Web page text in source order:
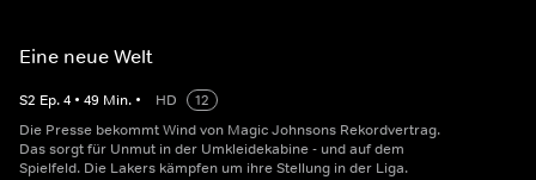
Eine neue Welt
S2 Ep.4 • 49 Min. • HD
12
Die Presse bekommt Wind von Magic Johnsons Rekordvertrag.
Das sorgt für Unmut in der Umkleidekabine - und auf dem
Spielfeld. Die Lakers kämpfen um ihre Stellung in der Liga.